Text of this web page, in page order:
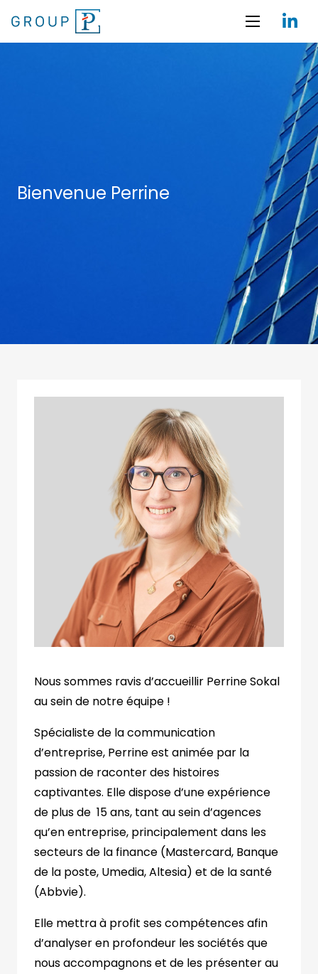
Bienvenue Perrine
Nous sommes ravis d’accueillir Perrine Sokal
au sein de notre équipe !
Spécialiste de la communication
d’entreprise, Perrine est animée par la
passion de raconter des histoires
captivantes. Elle dispose d’une expérience
de plus de 15 ans, tant au sein d’agences
qu’en entreprise, principalement dans les
secteurs de la finance (Mastercard, Banque
de la poste, Umedia, Altesia) et de la santé
(Abbvie).
Elle mettra à profit ses compétences afin
d’analyser en profondeur les sociétés que
nous accompagnons et de les présenter au